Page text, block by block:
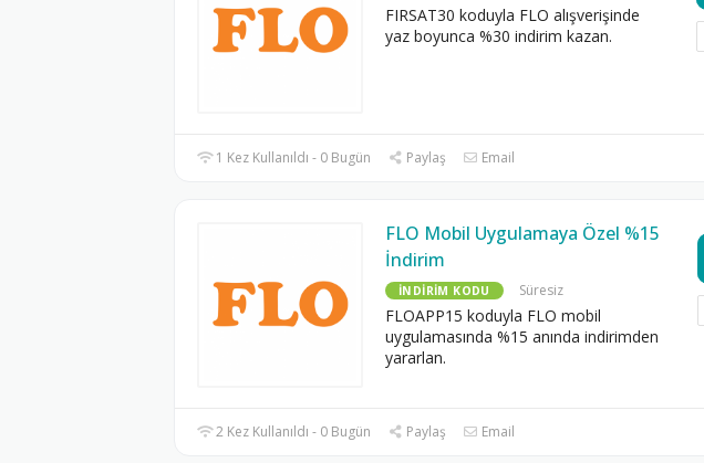
FIRSAT30 koduyla FLO alışverişinde
yaz boyunca %30 indirim kazan.
1 Kez Kullanıldı - 0 Bugün Paylaş Email
FLO Mobil Uygulamaya Özel %15
İndirim
İNDIRIM KODU Süresiz
FLOAPP15 koduyla FLO mobil
uygulamasında %15 anında indirimden
yararlan.
2 Kez Kullanıldı - 0 Bugün Paylaş Email